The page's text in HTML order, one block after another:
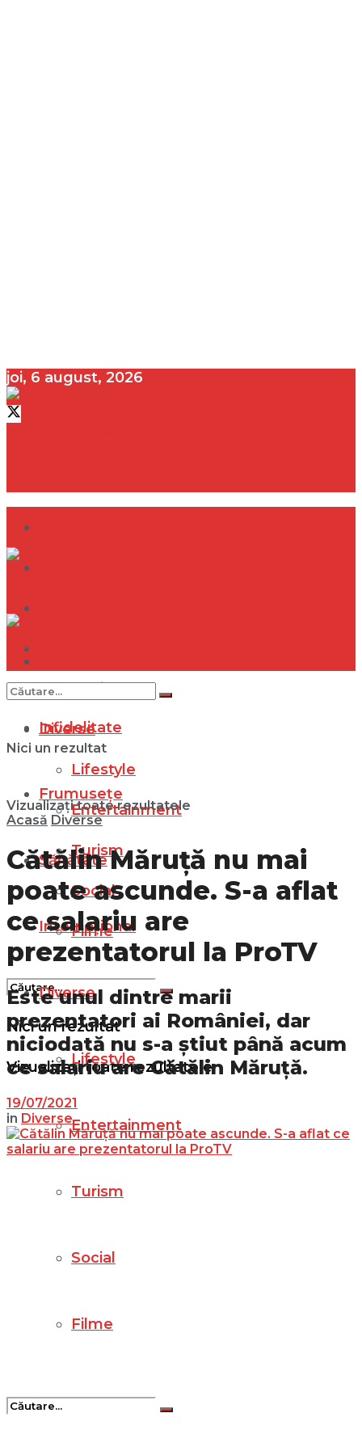
joi, 6 august, 2026
Internațional
Diverse
Lifestyle
Entertainment
Turism
Social
Filme
Nici un rezultat
Vizualizați toate rezultatele
Infidelitate
Frumusețe
Sănătate
Internațional
Diverse
Lifestyle
Entertainment
Turism
Social
Filme
Nici un rezultat
Vizualizați toate rezultatele
Acasă Diverse
Cătălin Măruță nu mai
poate ascunde. S-a aflat
ce salariu are
prezentatorul la ProTV
Este unul dintre marii
prezentatori ai României, dar
niciodată nu s-a știut până acum
ce salariu are Cătălin Măruță.
19/07/2021
in Diverse